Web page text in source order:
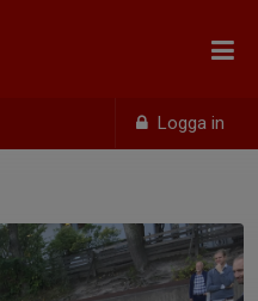
Logga in